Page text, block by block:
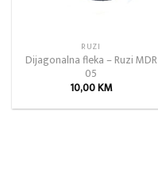
RUZI
Dijagonalna fleka – Ruzi MDR
05
10,00KM